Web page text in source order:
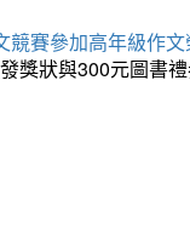
競賽參加高年級作
獎狀與300元圖書